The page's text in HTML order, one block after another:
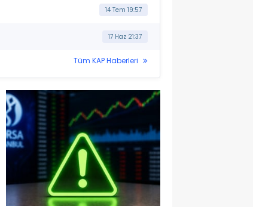
14 Tem 19:57
17 Haz 21:37
Tüm KAP Haberleri